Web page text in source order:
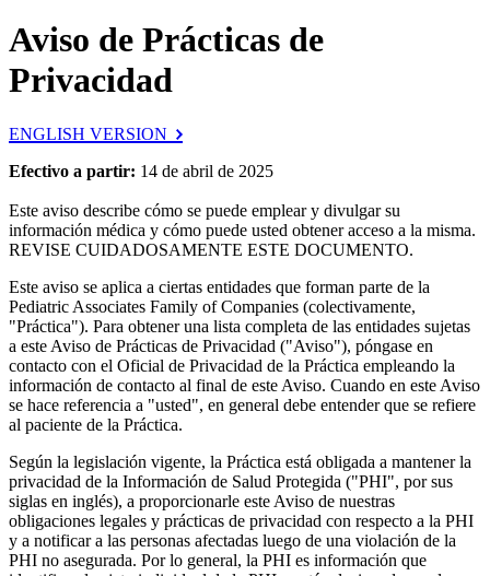
Aviso de Prácticas de
Privacidad
ENGLISH VERSION
Efectivo a partir: 14 de abril de 2025
Este aviso describe cómo se puede emplear y divulgar su
información médica y cómo puede usted obtener acceso a la misma.
REVISE CUIDADOSAMENTE ESTE DOCUMENTO.
Este aviso se aplica a ciertas entidades que forman parte de la
Pediatric Associates Family of Companies (colectivamente,
"Práctica"). Para obtener una lista completa de las entidades sujetas
a este Aviso de Prácticas de Privacidad ("Aviso"), póngase en
contacto con el Oficial de Privacidad de la Práctica empleando la
información de contacto al final de este Aviso. Cuando en este Aviso
se hace referencia a "usted", en general debe entender que se refiere
al paciente de la Práctica.
Según la legislación vigente, la Práctica está obligada a mantener la
privacidad de la Información de Salud Protegida ("PHI", por sus
siglas en inglés), a proporcionarle este Aviso de nuestras
obligaciones legales y prácticas de privacidad con respecto a la PHI
y a notificar a las personas afectadas luego de una violación de la
PHI no asegurada. Por lo general, la PHI es información que